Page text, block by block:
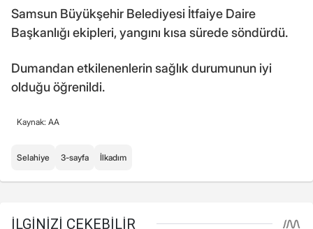
Samsun Büyükşehir Belediyesi İtfaiye Daire
Başkanlığı ekipleri, yangını kısa sürede söndürdü.
Dumandan etkilenenlerin sağlık durumunun iyi
olduğu öğrenildi.
Kaynak: AA
Selahiye 3-sayfa İlkadım